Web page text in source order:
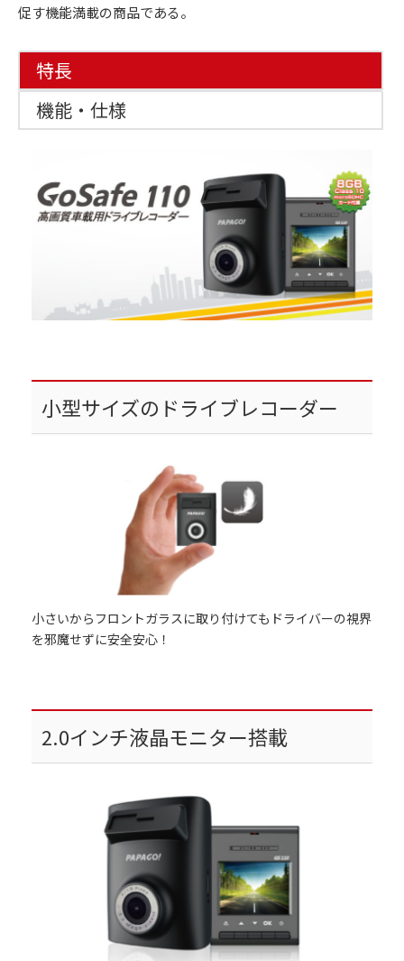
促す機能満載の商品である。
特長
機能・仕様
小型サイズのドライブレコーダー
小さいからフロントガラスに取り付けてもドライバーの視界
を邪魔せずに安全安心！
2.0インチ液晶モニター搭載